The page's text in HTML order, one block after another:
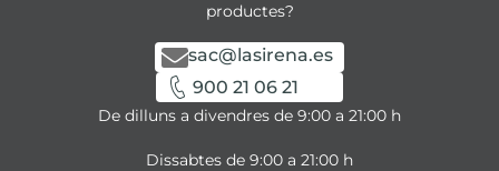
productes?
sac@lasirena.es
900 21 06 21
De dilluns a divendres de 9:00 a 21:00 h
Dissabtes de 9:00 a 21:00 h